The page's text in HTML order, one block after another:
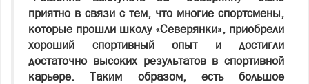
приятно в связи с тем, что многие спортсмены,
которые прошли школу «Северянки», приобрели
хороший спортивный опыт и достигли
достаточно высоких результатов в спортивной
карьере. Таким образом, есть большое